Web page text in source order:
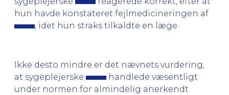
hun havde konstateret fejlmedicineringen af
, idet hun straks tilkaldte en læge.
Ikke desto mindre er det nævnets vurdering,
at sygeplejerske
handlede væsentligt
under normen for almindelig anerkendt